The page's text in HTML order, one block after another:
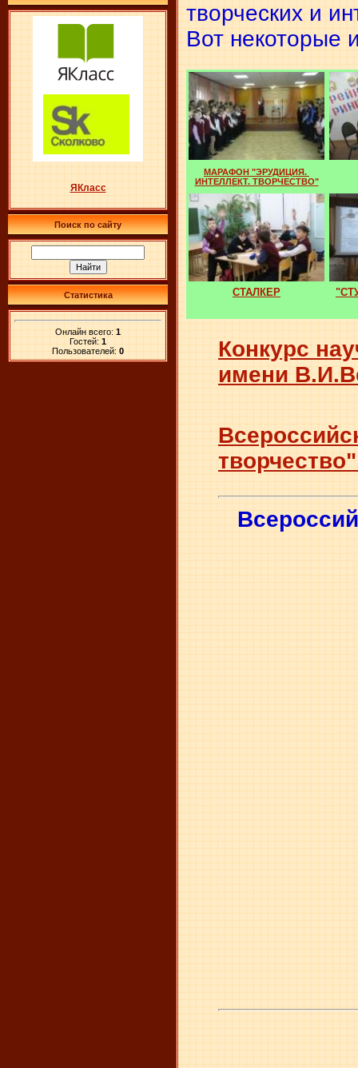
ЯКласс
Поиск по сайту
Статистика
Онлайн всего: 1
Гостей: 1
Пользователей: 0
творческих и
Вот некоторые
МАРАФОН "ЭРУДИЦИЯ.
ИНТЕЛЛЕКТ. ТВОРЧЕСТВО"
СТАЛКЕР
Конкурс
имени